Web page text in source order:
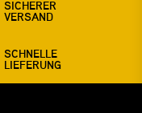
SICHERER
VERSAND
SCHNELLE
LIEFERUNG